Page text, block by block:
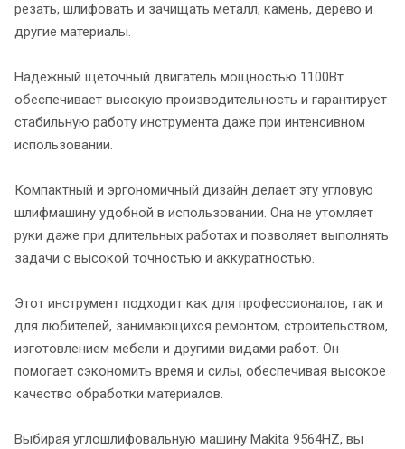
резать, шлифовать и зачищать металл, камень, дерево и
другие материалы.
Надёжный щеточный двигатель мощностью 1100Вт
обеспечивает высокую производительность и гарантирует
стабильную работу инструмента даже при интенсивном
использовании.
Компактный и эргономичный дизайн делает эту угловую
шлифмашину удобной в использовании. Она не утомляет
руки даже при длительных работах и позволяет выполнять
задачи с высокой точностью и аккуратностью.
Этот инструмент подходит как для профессионалов, так и
для любителей, занимающихся ремонтом, строительством,
изготовлением мебели и другими видами работ. Он
помогает сэкономить время и силы, обеспечивая высокое
качество обработки материалов.
Выбирая углошлифовальную машину Makita 9564HZ, вы